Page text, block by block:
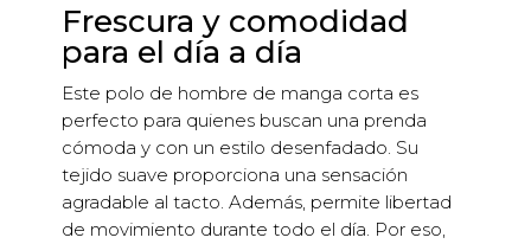
Frescura y comodidad
para el día a día
Este polo de hombre de manga corta es
perfecto para quienes buscan una prenda
cómoda y con un estilo desenfadado. Su
tejido suave proporciona una sensación
agradable al tacto. Además, permite libertad
de movimiento durante todo el día. Por eso,